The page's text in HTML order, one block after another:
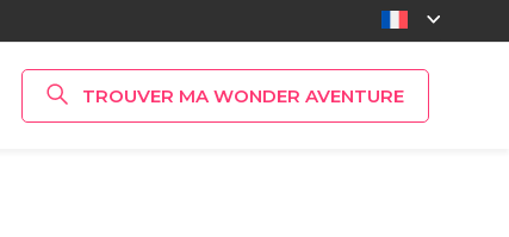
TROUVER MA WONDER AVENTURE